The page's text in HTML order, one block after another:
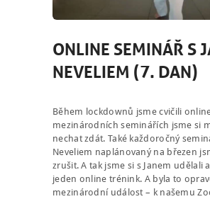
ONLINE SEMINÁŘ S
NEVELIEM (7. DAN)
Během lockdownů jsme cvičili
mezinárodních seminářích jsme si
nechat zdát. Také každoročný
Neveliem naplánovaný na březen
zrušit. A tak jsme si s Janem udělali
jeden online trénink. A byla to
mezinárodní událost – k našemu